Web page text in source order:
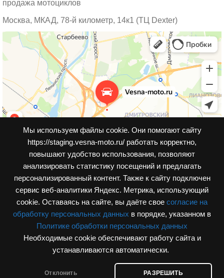
Мы используем файлы cookie. Они помогают сайту
https://staging.vesna-moto.ru/ работать корректно,
повышают удобство использования, позволяют
анализировать статистику посещений и предлагать
персонализированный контент. Также к cайту подключен
сервис веб-аналитики Яндекс. Метрика, использующий
cookie. Оставаясь на сайте, вы даёте свое согласие на
обработку персональных данных в порядке, указанном в
Политике обработки персональных данных
Необходимые cookie обеспечивают работу сайта и
устанавливаются автоматически.
Отклонить РАЗРЕШИТЬ
продажа мотоциклов
Москва, МКАД, 78-й километр, 14к1 (ТЦ Dexter)
Разработка сайта